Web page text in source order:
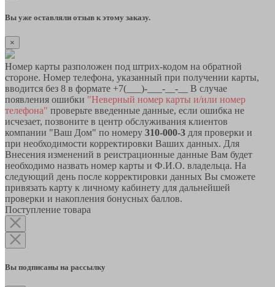
Вы уже оставляли отзыв к этому заказу.
×
Номер карты разположен под штрих-кодом на обратной
стороне. Номер телефона, указанный при получении карты,
вводится без 8 в формате +7(___)-___-__-__ В случае
появления ошибки "Неверный номер карты и/или номер
телефона" проверьте введенные данные, если ошибка не
исчезает, позвоните в центр обслуживания клиентов
компании "Ваш Дом" по номеру 310-000-3 для проверки и
при необходимости корректировки Ваших данных. Для
Внесения изменений в реистрационные данные Вам будет
необходимо назвать номер карты и Ф.И.О. владельца. На
следующий день после корректировки данных Вы сможете
привязать карту к личному кабинету для дальнейшей
проверки и накопления бонусных баллов.
Поступление товара
Вы подписаны на рассылку